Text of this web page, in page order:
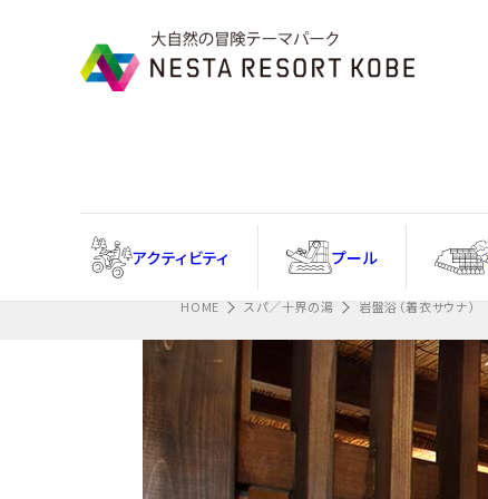
アクティ ビティ プール
忘れ物フォームはこちら
HOME スパ／十界の湯 岩盤浴（着衣サウナ）